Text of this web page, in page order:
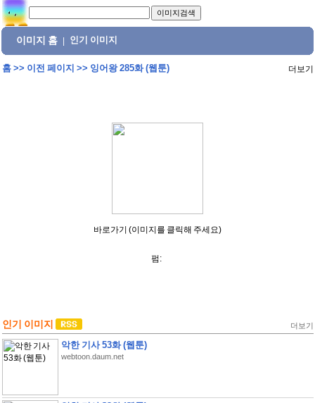
이미지 홈 인기 이미지
홈>> 이전 페이지 >> 잉어왕 285화 (웹툰) 더보기
바로가기 (이미지를 클릭해 주세요)
펌:
인기 이미지 더보기
악한 기사 53화 (웹툰)
webtoon.daum.net